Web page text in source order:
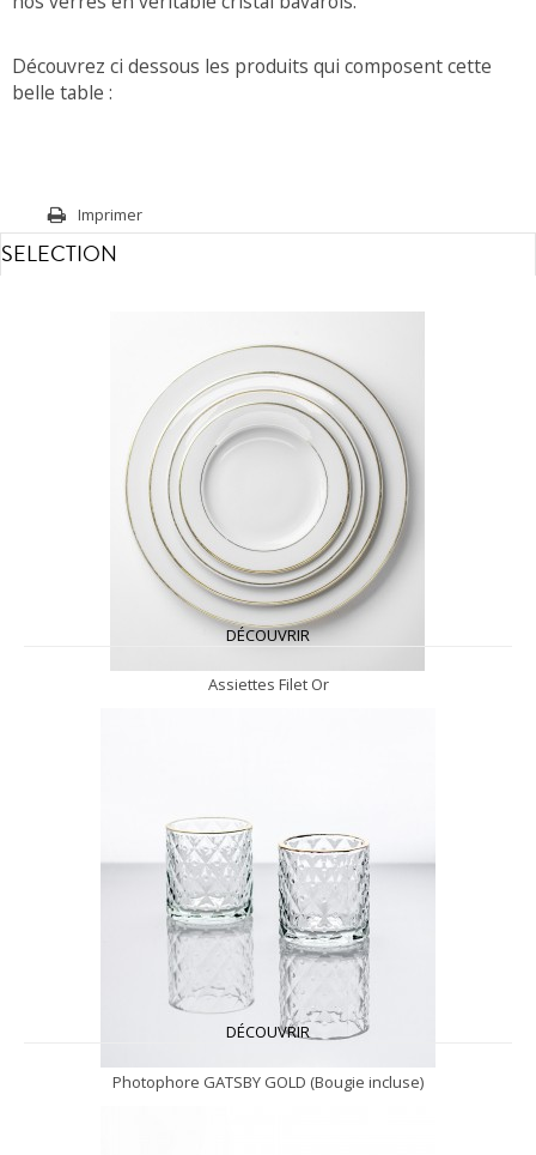
Découvrez ci dessous les produits qui composent cette
belle table :
Imprimer
SELECTION
DÉCOUVRIR
Assiettes Filet Or
DÉCOUVRIR
Photophore GATSBY GOLD (Bougie incluse)